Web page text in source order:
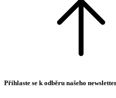
HiFi je proto vysoce účinný a
tradiční soundbary.
Burr-Brown 24 bitů / 192 kHz
FREKVENČNÍ ODEZVA
Přihlaste se k odběru našeho